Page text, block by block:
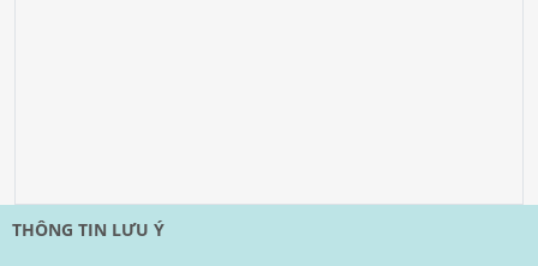
THÔNG TIN LƯU Ý